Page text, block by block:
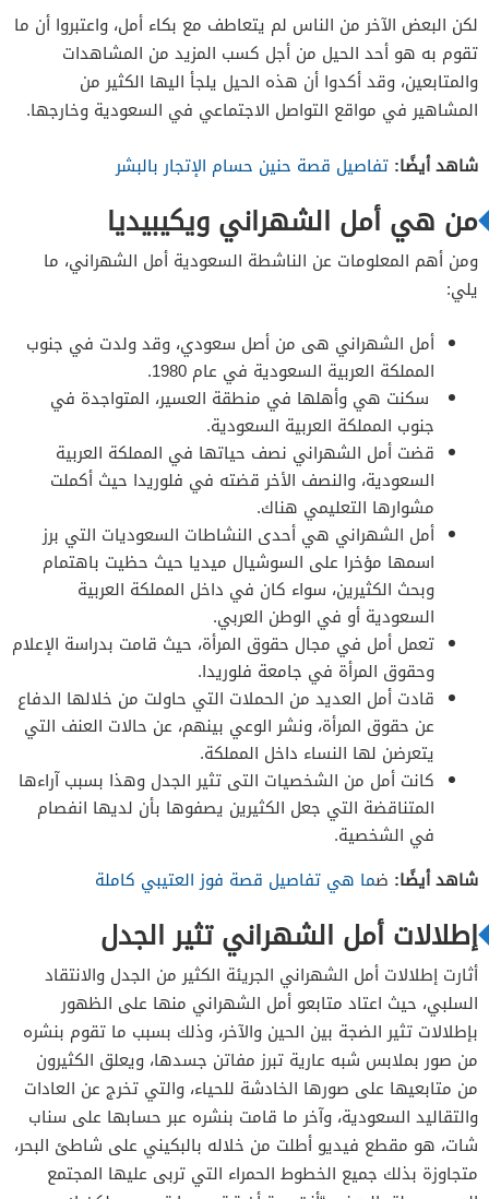
لكن البعض الآخر من الناس لم يتعاطف مع بكاء أمل، واعتبروا أن ما
تقوم به هو أحد الحيل من أجل كسب المزيد من المشاهدات
والمتابعين، وقد أكدوا أن هذه الحيل يلجأ اليها الكثير من
المشاهير في مواقع التواصل الاجتماعي في السعودية وخارجها.
شاهد أيضًا: تفاصيل قصة حنين حسام الإتجار بالبشر
من هي أمل الشهراني ويكيبيديا
ومن أهم المعلومات عن الناشطة السعودية أمل الشهراني، ما
يلي:
أمل الشهراني هى من أصل سعودي، وقد ولدت في جنوب
المملكة العربية السعودية في عام 1980.
سكنت هي وأهلها في منطقة العسير، المتواجدة في
جنوب المملكة العربية السعودية.
قضت أمل الشهراني نصف حياتها في المملكة العربية
السعودية، والنصف الأخر قضته في فلوريدا حيث أكملت
مشوارها التعليمي هناك.
أمل الشهراني هي أحدى النشاطات السعوديات التي برز
اسمها مؤخرا على السوشيال ميديا حيث حظيت باهتمام
وبحث الكثيرين، سواء كان في داخل المملكة العربية
السعودية أو في الوطن العربي.
تعمل أمل في مجال حقوق المرأة، حيث قامت بدراسة الإعلام
وحقوق المرأة في جامعة فلوريدا.
قادت أمل العديد من الحملات التي حاولت من خلالها الدفاع
عن حقوق المرأة، ونشر الوعي بينهم، عن حالات العنف التي
يتعرضن لها النساء داخل المملكة.
كانت أمل من الشخصيات التى تثير الجدل وهذا بسبب آراءها
المتناقضة التي جعل الكثيرين يصفوها بأن لديها انفصام
في الشخصية.
شاهد أيضًا: ضما هي تفاصيل قصة فوز العتيبي كاملة
إطلالات أمل الشهراني تثير الجدل
أثارت إطلالات أمل الشهراني الجريئة الكثير من الجدل والانتقاد
السلبي، حيث اعتاد متابعو أمل الشهراني منها على الظهور
بإطلالات تثير الضجة بين الحين والآخر، وذلك بسبب ما تقوم بنشره
من صور بملابس شبه عارية تبرز مفاتن جسدها، ويعلق الكثيرون
من متابعيها على صورها الخادشة للحياء، والتي تخرج عن العادات
والتقاليد السعودية، وآخر ما قامت بنشره عبر حسابها على سناب
شات، هو مقطع فيديو أطلت من خلاله بالبكيني على شاطئ البحر،
متجاوزة بذلك جميع الخطوط الحمراء التي تربى عليها المجتمع